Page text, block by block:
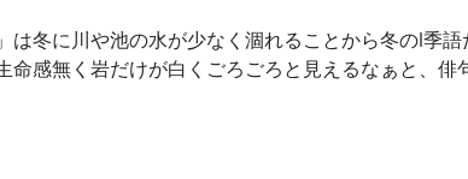
は冬に川や池の水が少なく涸れることから冬のl季語
命感無く岩だけが白くごろごろと見えるなぁと、俳